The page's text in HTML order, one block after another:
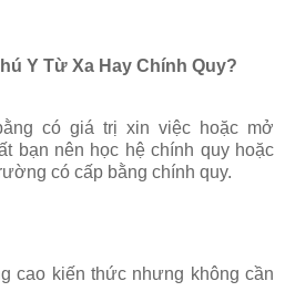
Y Từ Xa Hay Chính Quy?
có giá trị xin việc hoặc mở
bạn nên học hệ chính quy hoặc
có cấp bằng chính quy.
cao kiến thức nhưng không cần